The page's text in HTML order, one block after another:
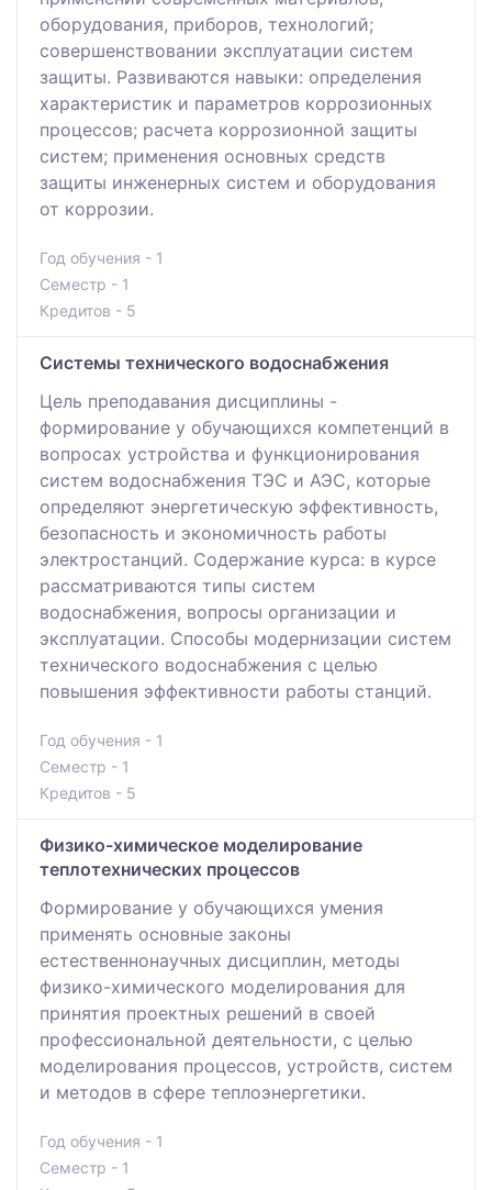
оборудования, приборов, технологий;
совершенствовании эксплуатации систем
защиты. Развиваются навыки: определения
характеристик и параметров коррозионных
процессов; расчета коррозионной защиты
систем; применения основных средств
защиты инженерных систем и оборудования
от коррозии.
Год обучения - 1
Семестр - 1
Кредитов - 5
Системы технического водоснабжения
Цель преподавания дисциплины -
формирование у обучающихся компетенций в
вопросах устройства и функционирования
систем водоснабжения ТЭС и АЭС, которые
определяют энергетическую эффективность,
безопасность и экономичность работы
электростанций. Содержание курса: в курсе
рассматриваются типы систем
водоснабжения, вопросы организации и
эксплуатации. Способы модернизации систем
технического водоснабжения с целью
повышения эффективности работы станций.
Год обучения - 1
Семестр - 1
Кредитов - 5
Физико-химическое моделирование
теплотехнических процессов
Формирование у обучающихся умения
применять основные законы
естественнонаучных дисциплин, методы
физико-химического моделирования для
принятия проектных решений в своей
профессиональной деятельности, с целью
моделирования процессов, устройств, систем
и методов в сфере теплоэнергетики.
Год обучения - 1
Семестр - 1